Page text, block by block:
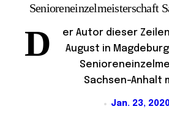
Senioreneinzelmeisterschaft
D
er Autor dieser
August in
Sachsen-Anhalt
Jan. 23,